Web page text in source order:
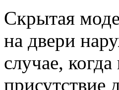
Скрытая
на двери
случае,
присутствие